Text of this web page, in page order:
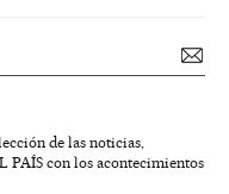
de las noticias,
PAÍS con los acontecimientos